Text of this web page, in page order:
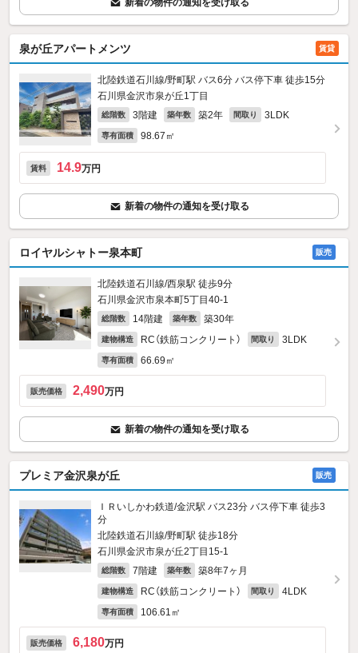
新着の物件の通知を受け取る
泉が丘アパートメンツ 賃貸
北陸鉄道石川線/野町駅 バス6分 バス停下車 徒歩15分
石川県金沢市泉が丘1丁目
総階数 3階建 築年数 築2年 間取り 3LDK
専有面積 98.67㎡
賃料 14.9万円
新着の物件の通知を受け取る
ロイヤルシャトー泉本町 販売
北陸鉄道石川線/西泉駅 徒歩9分
石川県金沢市泉本町5丁目40‐1
総階数 14階建 築年数 築30年
建物構造 RC（鉄筋コンクリート） 間取り 3LDK
専有面積 66.69㎡
販売価格 2,490万円
新着の物件の通知を受け取る
プレミア金沢泉が丘 販売
ＩＲいしかわ鉄道/金沢駅 バス23分 バス停下車 徒歩3
分
北陸鉄道石川線/野町駅 徒歩18分
石川県金沢市泉が丘2丁目15-1
総階数 7階建 築年数 築8年7ヶ月
建物構造 RC（鉄筋コンクリート） 間取り 4LDK
専有面積 106.61㎡
販売価格 6,180万円